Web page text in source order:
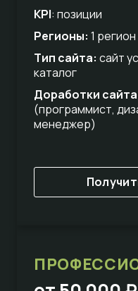
KPI: позиции
Регионы: 1
Тип сайта: сайт
каталог
Доработки
(программист,
менеджер)